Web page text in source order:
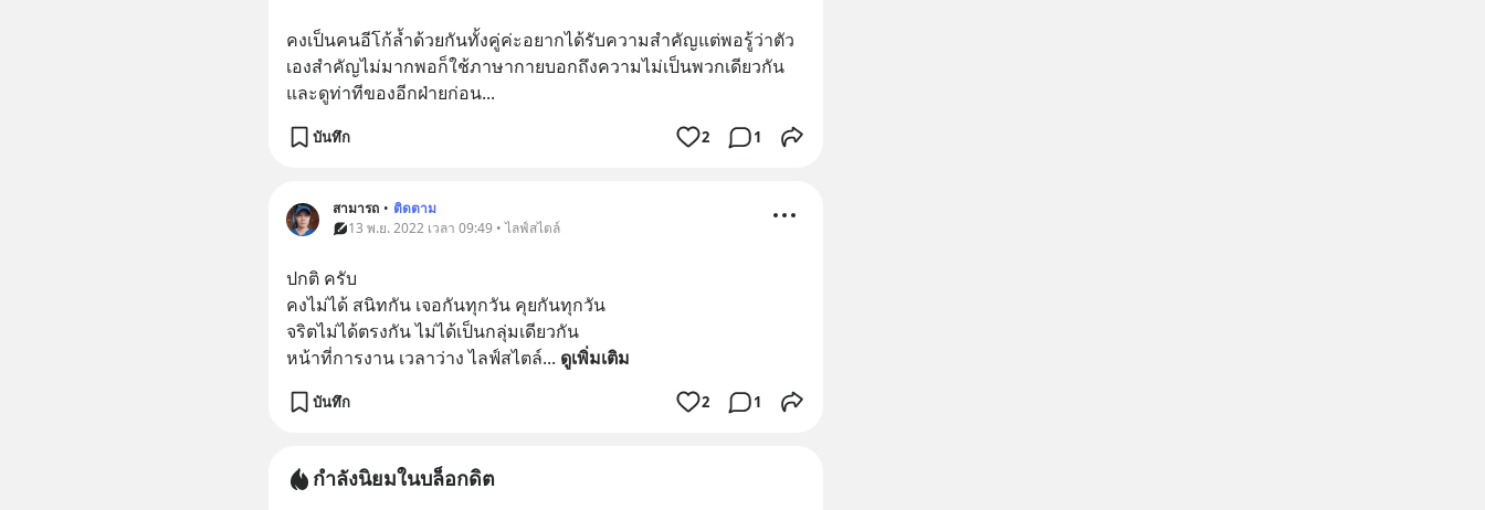
คงเป็นคนอีโก้ล้ำด้วยกันทั้งคู่ค่ะอยากได้รับความสำคัญแต่พอรู้ว่าตัว
เองสำคัญไม่มากพอก็ใช้ภาษากายบอกถึงความไม่เป็นพวกเดียวกัน
และดูท่าทีของอีกฝ่ายก่อน...
บันทึก 2 1
สามารถ • ติดตาม
13 พ.ย. 2022 เวลา 09:49 • ไลฟ์สไตล์
ปกติ ครับ
คงไม่ได้ สนิทกัน เจอกันทุกวัน คุยกันทุกวัน
จริตไม่ได้ตรงกัน ไม่ได้เป็นกลุ่มเดียวกัน
หน้าที่การงาน เวลาว่าง ไลฟ์สไตล์... ดูเพิ่มเติม
บันทึก 2 1
กำลังนิยมในบล็อกดิต